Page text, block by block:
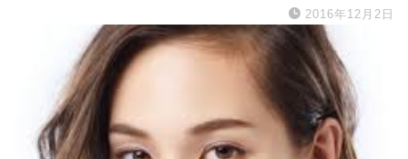
2016年12月2日